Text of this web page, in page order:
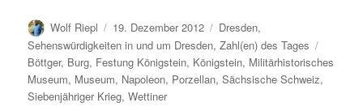
Autor
Wolf Riepl
Veröffentlicht
am
19. Dezember 2012 Kategorien
Dresden,
Sehenswürdigkeiten in und um Dresden,Zahl(en) des Tages
Böttger, Burg, Festung Königstein, Königstein, Militärhistorisches
Museum, Museum, Napoleon, Porzellan,Sächsische Schweiz,
Siebenjähriger Krieg,Wettiner